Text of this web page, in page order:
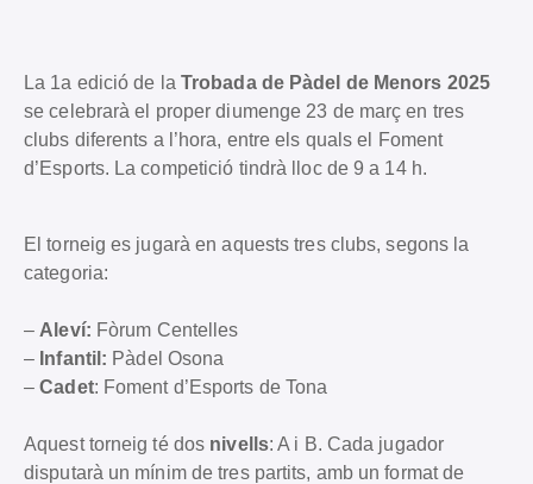
La 1a edició de la Trobada de Pàdel de Menors 2025
se celebrarà el proper diumenge 23 de març en tres
clubs diferents a l’hora, entre els quals el Foment
d’Esports. La competició tindrà lloc de 9 a 14 h.
El torneig es jugarà en aquests tres clubs, segons la
categoria:
– Aleví: Fòrum Centelles
– Infantil: Pàdel Osona
–Cadet: Foment d’Esports de Tona
Aquest torneig té dos nivells: A i B. Cada jugador
disputarà un mínim de tres partits, amb un format de